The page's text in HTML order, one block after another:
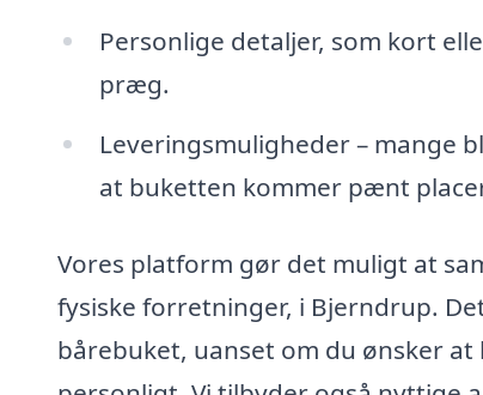
Personlige detaljer, som kort
præg.
Leveringsmuligheder – mange
at buketten kommer pænt
Vores platform gør det muligt at
fysiske forretninger, i Bjerndrup.
bårebuket, uanset om du ønsker